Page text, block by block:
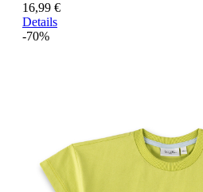
16,99 €
Details
-70%